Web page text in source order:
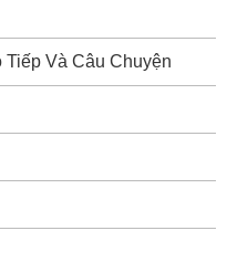
Tiếp Và Câu Chuyện